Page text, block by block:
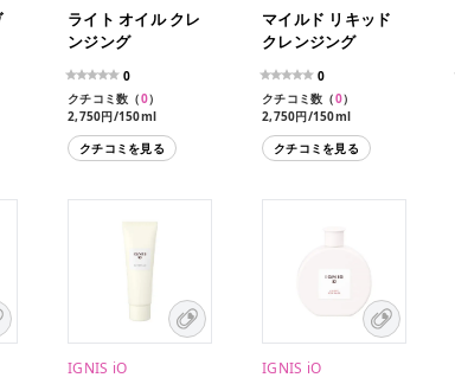
ライト オイル クレ
ンジング
0
クチコミ数（0）
2,750円/150ml
クチコミを見る
マイルド リキッド
クレンジング
0
クチコミ数（0）
2,750円/150ml
クチコミを見る
IGNIS iO
IGNIS iO